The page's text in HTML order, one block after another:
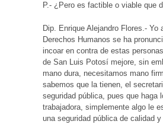
P.- ¿Pero es factible o viable que
Dip. Enrique Alejandro Flores.-
Derechos Humanos se ha
incoar en contra de estas
de San Luis Potosí mejore, sin
mano dura, necesitamos mano
sabemos que la tienen, el
seguridad pública, pues que haga
trabajadora, simplemente algo le
una seguridad pública de calidad